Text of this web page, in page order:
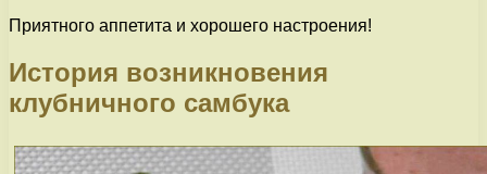
Приятного аппетита и хорошего настроения!
История возникновения
клубничного самбука